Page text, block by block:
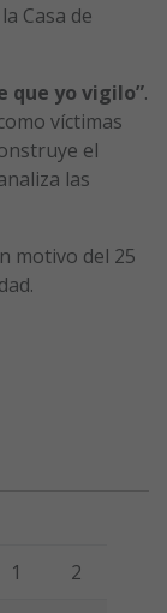
Casa de
que yo vigilo”.
víctimas
el
las
motivo del 25
Sábado
1 2